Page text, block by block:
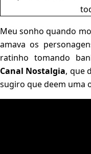
Meu sonho quando
amava os
ratinho tomando
Canal Nostalgia, que
sugiro que deem uma